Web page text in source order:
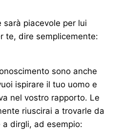
piacevole per lui
te, dire semplicemente:
sono anche
ispirare il tuo uomo e
nel vostro rapporto. Le
riuscirai a trovarle da
dirgli, ad esempio: